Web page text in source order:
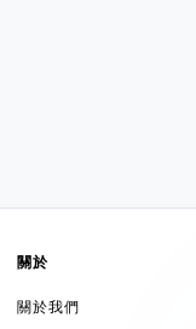
關於
關於我們